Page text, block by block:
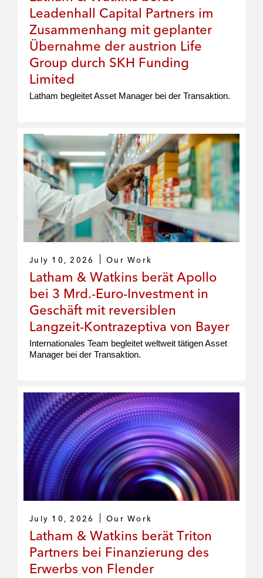
Leadenhall Capital Partners im
Zusammenhang mit geplanter
Übernahme der austrion Life
Group durch SKH Funding
Limited
Latham begleitet Asset Manager bei der Transaktion.
July 10, 2026 Our Work
Latham & Watkins berät Apollo
bei 3 Mrd.-Euro-Investment in
Geschäft mit reversiblen
Langzeit-Kontrazeptiva von Bayer
Internationales Team begleitet weltweit tätigen Asset
Manager bei der Transaktion.
July 10, 2026 Our Work
Latham & Watkins berät Triton
Partners bei Finanzierung des
Erwerbs von Flender